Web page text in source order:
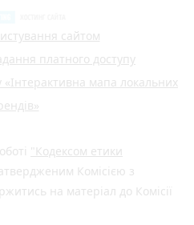
сайтом
платного доступу
«Інтерактивна мапа локальних
"Кодексом етики
Комісією з
на матеріал до Комісії